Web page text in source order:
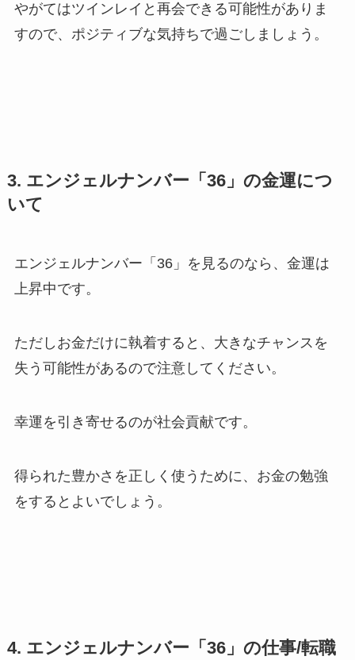
やがてはツインレイと再会できる可能性がありま
すので、ポジティブな気持ちで過ごしましょう。
3. エンジェルナンバー「36」の金運につ
いて
エンジェルナンバー「36」を見るのなら、金運は
上昇中です。
ただしお金だけに執着すると、大きなチャンスを
失う可能性があるので注意してください。
幸運を引き寄せるのが社会貢献です。
得られた豊かさを正しく使うために、お金の勉強
をするとよいでしょう。
4. エンジェルナンバー「36」の仕事/転職